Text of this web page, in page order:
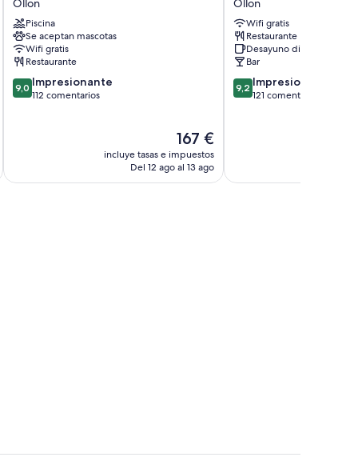
&
Residence
Ollon
Ollon
Piscina
Se aceptan mascotas
Wifi gratis
Restaurante
9.0
sobre
9,0 Impresionante
112 comentarios
El
precio
actual
167 €
incluye tasas e impuestos
Del 12 ago al 13 ago
Ollon
Ollon
Wifi gratis
Restaurante
Desayuno disponible
Bar
9.2
sobre
9,2 Impresionante
121 comentarios